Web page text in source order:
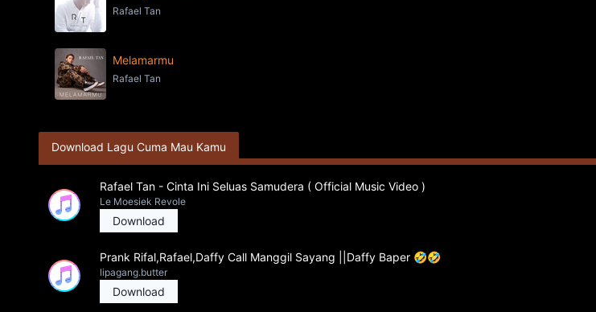
Rafael Tan
Melamarmu
Rafael Tan
Download Lagu Cuma Mau Kamu
Rafael Tan - Cinta Ini Seluas Samudera ( Official Music Video )
Le Moesiek Revole
Download
Prank Rifal,Rafael,Daffy Call Manggil Sayang ||Daffy Baper 🤣🤣
lipagang.butter
Download